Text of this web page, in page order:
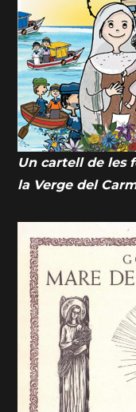
Un cartell de les
la Verge del